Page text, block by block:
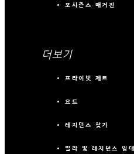
포시즌스 매거진
더보기
프라이빗 제트
요트
레지던스 찾기
빌라 및 레지던스 임대